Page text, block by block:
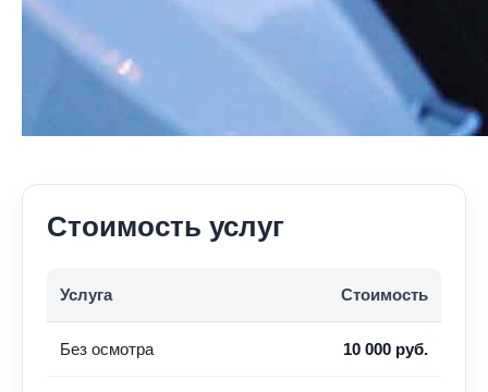
Стоимость услуг
Услуга Стоимость
Без осмотра 10 000 руб.